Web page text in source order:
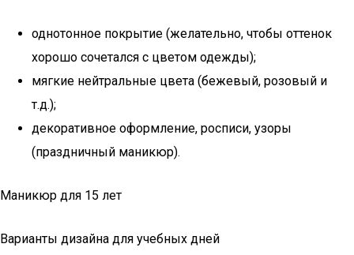
однотонное покрытие (желательно, чтобы оттенок
хорошо сочетался с цветом одежды);
мягкие нейтральные цвета (бежевый, розовый и
т.д.);
декоративное оформление, росписи, узоры
(праздничный маникюр).
Маникюр для 15 лет
Варианты дизайна для учебных дней